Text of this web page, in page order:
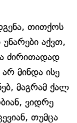
თითქოს
აქვთ,
ძირითადად
მინდა ისე
მაგრამ ქალ
ვიდრე
თუმცა